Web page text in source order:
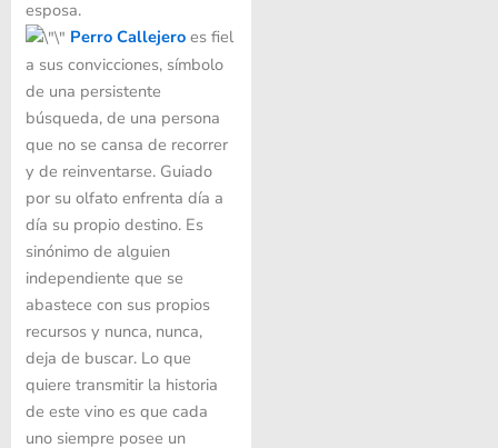
esposa.
Perro Callejeroes fiel
a sus convicciones, símbolo
de una persistente
búsqueda, de una persona
que no se cansa de recorrer
y de reinventarse. Guiado
por su olfato enfrenta día a
día su propio destino. Es
sinónimo de alguien
independiente que se
abastece con sus propios
recursos y nunca, nunca,
deja de buscar. Lo que
quiere transmitir la historia
de este vino es que cada
uno siempre posee un